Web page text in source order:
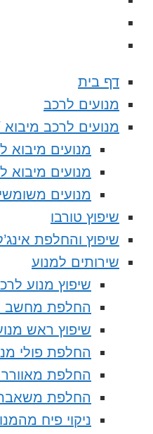
דף בית
מנועים לרכב
מנועים לרכב מיבוא
מנועים מיבוא
מנועים מיבוא
מנועים
שיפוץ טורבו
שיפוץ והחלפת
שירותים למנוע
שיפוץ מנוע
החלפת מחשב
שיפוץ ראש
החלפת פולי
החלפת מאוורר
החלפת
ניקוי פיח